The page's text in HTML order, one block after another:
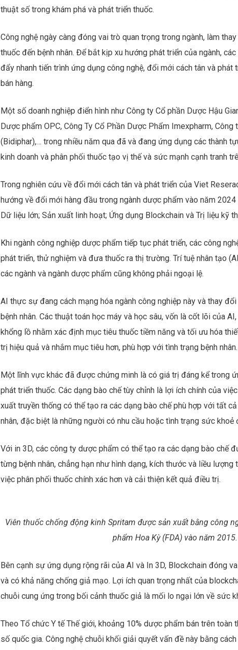
thuật số trong khám phá và phát triển thuốc.
Công nghệ ngày càng đóng vai trò quan trọng trong ngành, làm
thuốc đến bệnh nhân. Để bắt kịp xu hướng phát triển của ngành,
đẩy nhanh tiến trình ứng dụng công nghệ, đổi mới cách tân và
bán hàng.
Một số doanh nghiệp điển hình như Công ty Cổ phần Dược Hậu
Dược phẩm OPC, Công Ty Cổ Phần Dược Phẩm Imexpharm,
(Bidiphar),… trong nhiều năm qua đã và đang ứng dụng các thành
kinh doanh và phân phối thuốc tạo vị thế và sức mạnh cạnh tranh
Trong nghiên cứu về đổi mới cách tân và phát triển của Viet
hướng về đổi mới hàng đầu trong ngành dược phẩm vào năm
Dữ liệu lớn; Sản xuất linh hoạt; Ứng dụng Blockchain và Trị liệu kỹ
Khi ngành công nghiệp dược phẩm tiếp tục phát triển, các công
phát triển, thử nghiệm và đưa thuốc ra thị trường. Trí tuệ nhân tạo
các ngành và ngành dược phẩm cũng không phải ngoại lệ.
AI thực sự đang cách mạng hóa ngành công nghiệp này và thay
bệnh nhân. Các thuật toán học máy và học sâu, vốn là cốt lõi của
khổng lồ nhằm xác định mục tiêu thuốc tiềm năng và tối ưu hóa
trị hiệu quả và nhắm mục tiêu hơn, phù hợp với tình trạng bệnh
Một lĩnh vực khác đã được chứng minh là có giá trị đáng kể trong
phát triển thuốc. Các dạng bào chế tùy chỉnh là lợi ích chính của
xuất truyền thống có thể tạo ra các dạng bào chế phù hợp với tất
nhân, đặc biệt là những người có nhu cầu hoặc tình trạng sức khoẻ
Với in 3D, các công ty dược phẩm có thể tạo ra các dạng bào chế
từng bệnh nhân, chẳng hạn như hình dạng, kích thước và liều
việc phân phối thuốc chính xác hơn và cải thiện kết quả điều trị.